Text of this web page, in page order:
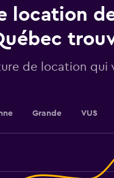
location
de location qui
Grande VUS